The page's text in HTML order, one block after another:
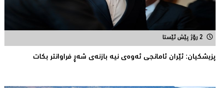
2 رۆژ پێش ئێستا
پزیشكیان: ئێران ئامانجی ئه‌وه‌ی نیه‌ بازنه‌ی شه‌ڕ فراوانتر بكات